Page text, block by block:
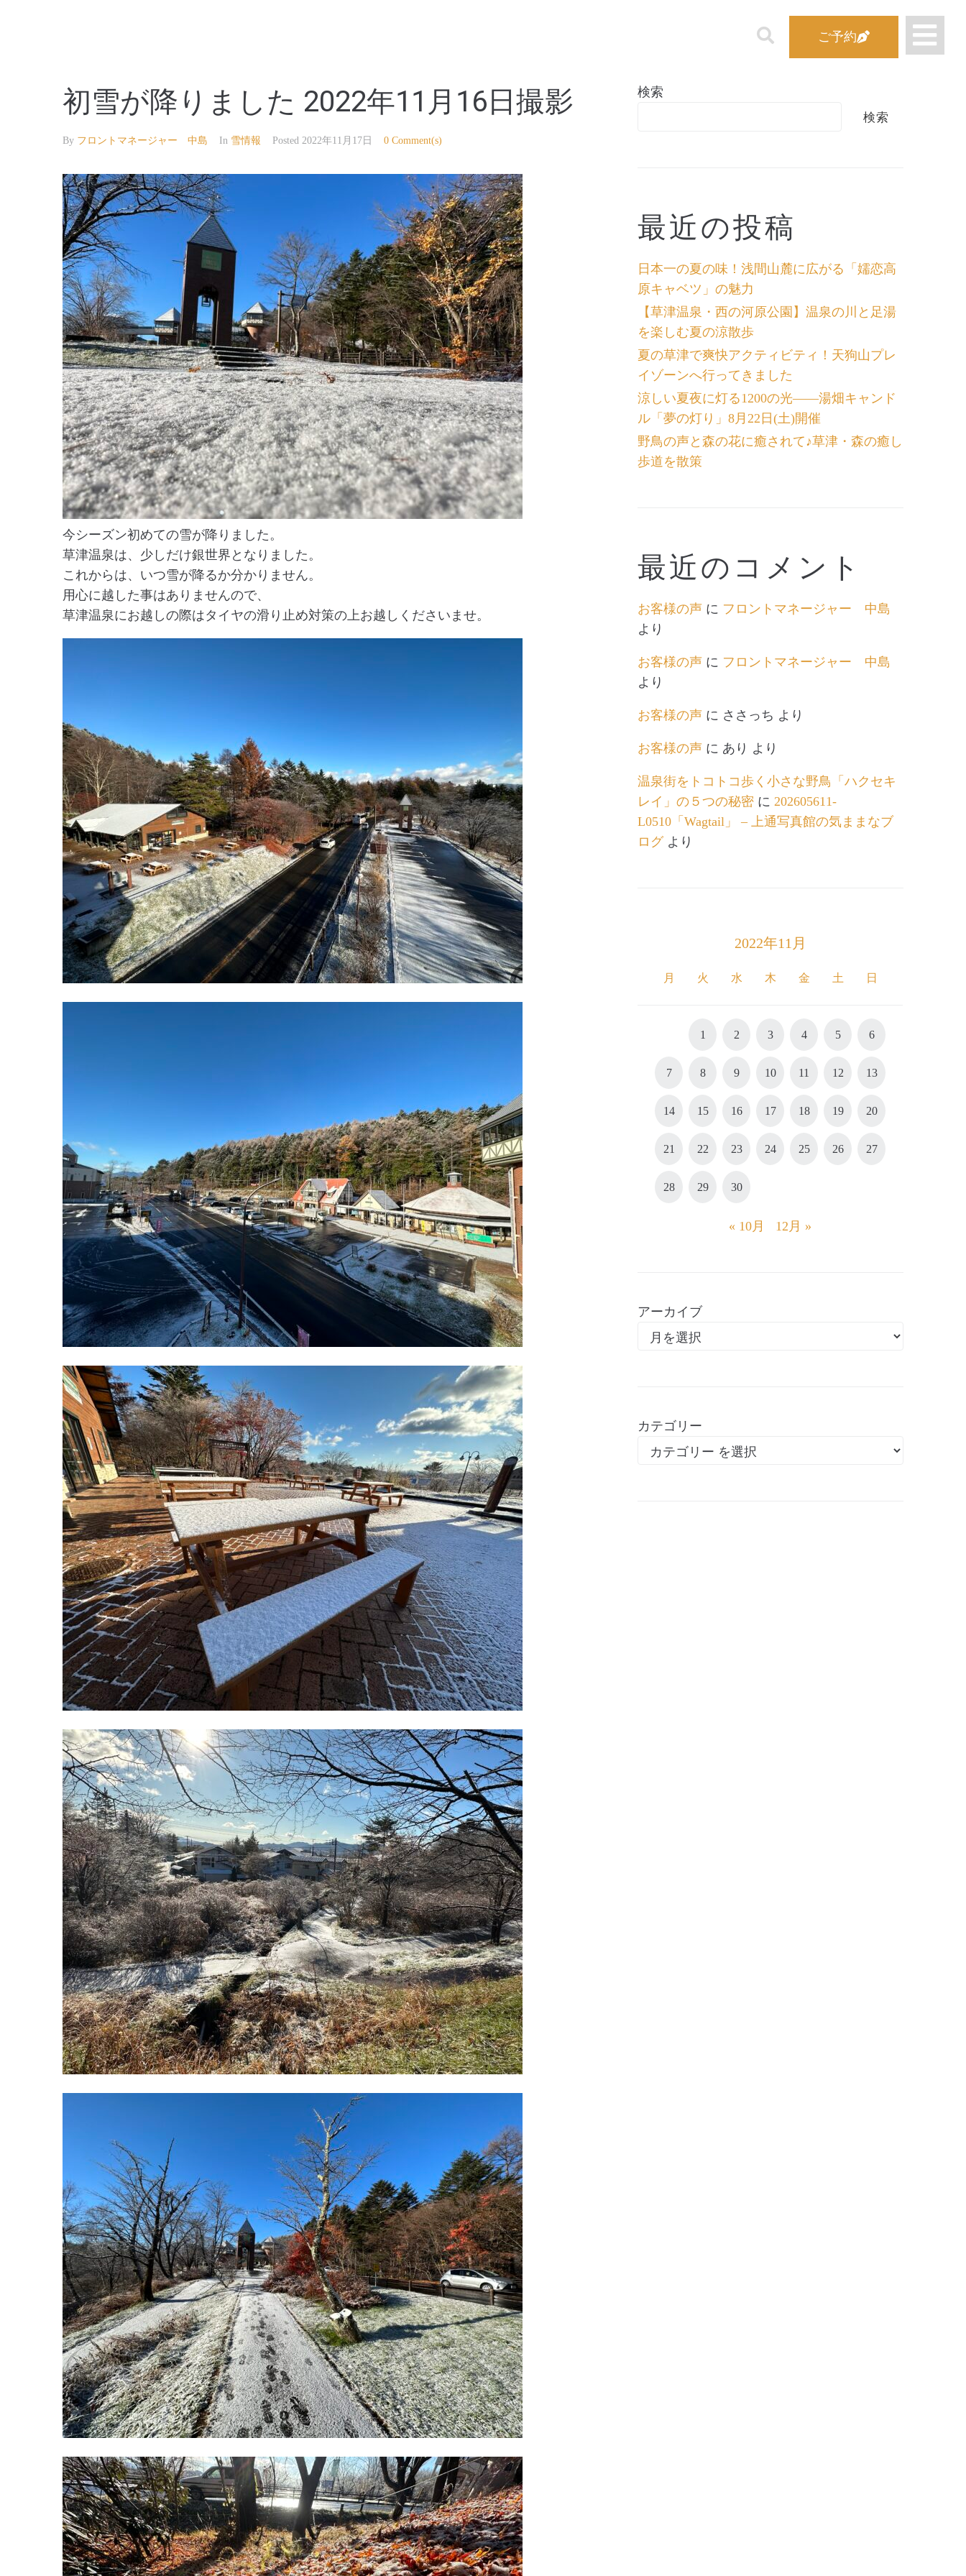
ご予約
初雪が降りました 2022年11月16日撮影
By フロントマネージャー 中島 In 雪情報 Posted 2022年11月17日 0 Comment(s)
今シーズン初めての雪が降りました。
草津温泉は、少しだけ銀世界となりました。
これからは、いつ雪が降るか分かりません。
用心に越した事はありませんので、
草津温泉にお越しの際はタイヤの滑り止め対策の上お越しくださいませ。
検索
検索
最近の投稿
日本一の夏の味！浅間山麓に広がる「嬬恋高
原キャベツ」の魅力
【草津温泉・西の河原公園】温泉の川と足湯
を楽しむ夏の涼散歩
夏の草津で爽快アクティビティ！天狗山プレ
イゾーンへ行ってきました
涼しい夏夜に灯る1200の光――湯畑キャンド
ル「夢の灯り」8月22日(土)開催
野鳥の声と森の花に癒されて♪草津・森の癒し
歩道を散策
最近のコメント
お客様の声 に フロントマネージャー 中島
より
お客様の声 に フロントマネージャー 中島
より
お客様の声 に ささっち より
お客様の声 に あり より
温泉街をトコトコ歩く小さな野鳥「ハクセキ
レイ」の５つの秘密 に 202605611-
L0510「Wagtail」 – 上通写真館の気ままなブ
ログより
2022年11月
月 火 水 木 金 土 日
1 2 3 4 5 6
7 8 9 10 11 12 13
14 15 16 17 18 19 20
21 22 23 24 25 26 27
28 29 30
« 10月 12月 »
アーカイブ
カテゴリー